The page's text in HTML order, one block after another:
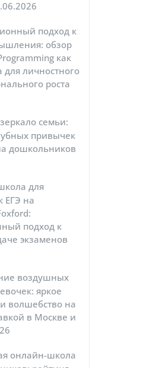
подход к
обзор
как
для личностного
роста
семьи:
привычек
дошкольников
для
ЕГЭ на
подход к
экзаменов
воздушных
яркое
волшебство на
в Москве и
онлайн-школа